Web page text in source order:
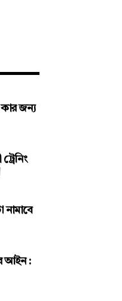
কার জন্য
নামাবে
আইন :